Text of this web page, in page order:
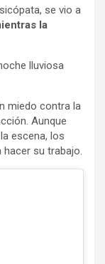
se vio a
la
lluviosa
miedo contra la
Aunque
escena, los
su trabajo.